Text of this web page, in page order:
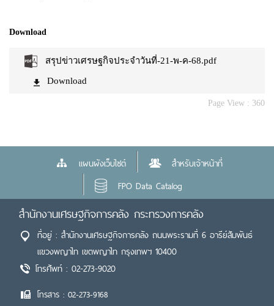
Download
สรุปข่าวเศรษฐกิจประจำวันที่-21-พ-ค-68.pdf
Download
Page View : 360
แผนผังเว็บไซต์
สำหรับเจ้าหน้าที่
FPO Data Catalog
สำนักงานเศรษฐกิจการคลัง กระทรวงการคลัง
ที่อยู่ : สำนักงานเศรษฐกิจการคลัง ถนนพระรามที่ 6 อารีย์สัมพันธ์
แขวงพญาไท เขตพญาไท กรุงเทพฯ 10400
โทรศัพท์ : 02-273-9020
โทรสาร : 02-273-9168